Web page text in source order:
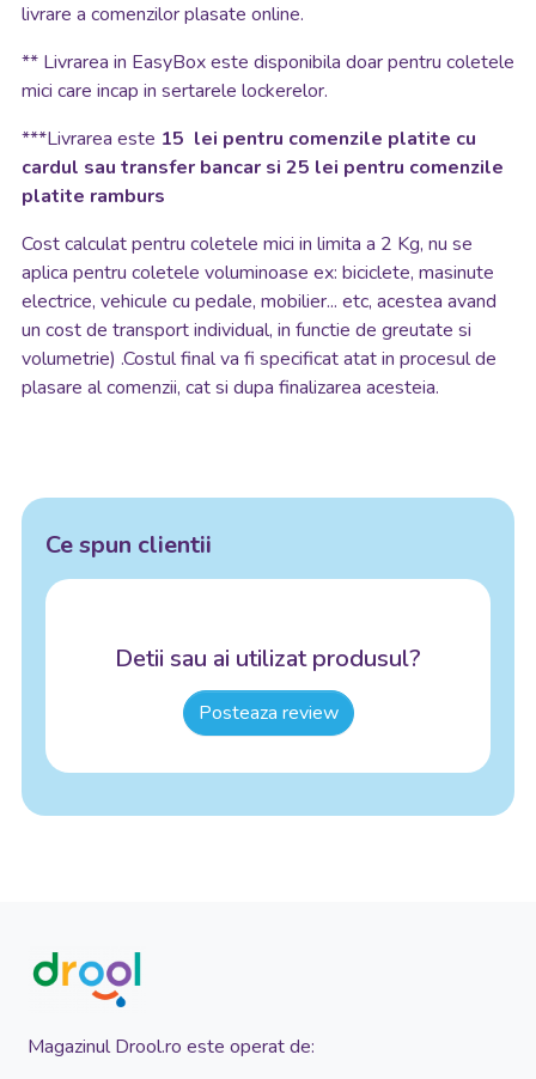
livrare a comenzilor plasate online.
** Livrarea in EasyBox este disponibila doar pentru coletele
mici care incap in sertarele lockerelor.
***Livrarea este 15 lei pentru comenzile platite cu
cardul sau transfer bancar si 25 lei pentru comenzile
platite ramburs
Cost calculat pentru coletele mici in limita a 2 Kg, nu se
aplica pentru coletele voluminoase ex: biciclete, masinute
electrice, vehicule cu pedale, mobilier... etc, acestea avand
un cost de transport individual, in functie de greutate si
volumetrie) .Costul final va fi specificat atat in procesul de
plasare al comenzii, cat si dupa finalizarea acesteia.
Ce spun clientii
Detii sau ai utilizat produsul?
Posteaza review
Magazinul Drool.ro este operat de: